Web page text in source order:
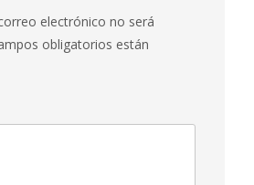
electrónico no será
obligatorios están